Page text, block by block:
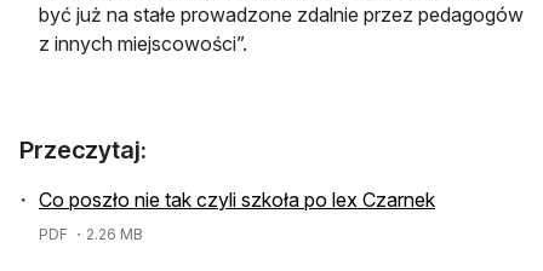
być już na stałe prowadzone zdalnie przez pedagogów
z innych miejscowości”.
Przeczytaj:
Co poszło nie tak czyli szkoła po lex Czarnek
PDF ・2.26 MB